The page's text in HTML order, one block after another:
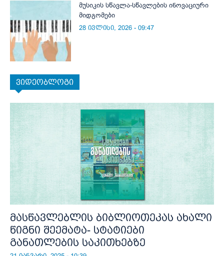
მუსიკის სწავლა-სწავლების ინოვაციური
მიდგომები
28 ივლისი, 2026 - 09:47
ვიდეობლოგი
მასწავლებლის ბიბლიოთეკას ახალი
წიგნი შეემატა- სტატიები
განათლების საკითხებზე